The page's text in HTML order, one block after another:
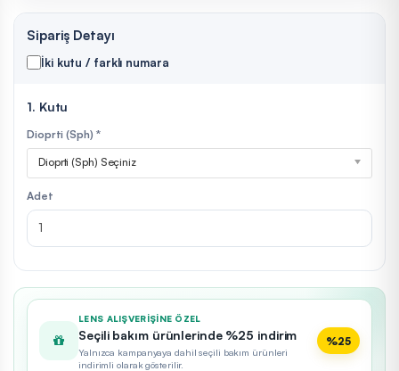
Sipariş Detayı
İki kutu / farklı numara
1. Kutu
Dioprti (Sph) *
Dioprti (Sph) Seçiniz
Adet
LENS ALIŞVERIŞINE ÖZEL
Seçili bakım ürünlerinde %25 indirim
Yalnızca kampanyaya dahil seçili bakım ürünleri
indirimli olarak gösterilir.
%25